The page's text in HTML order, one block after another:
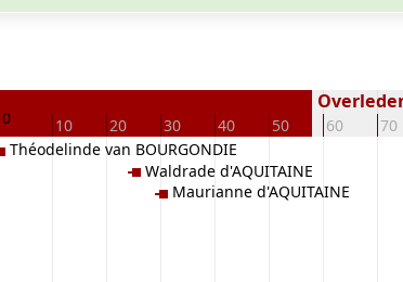
0 10 20 30 40 50 60 70
Théodelinde van BOURGONDIE
Waldrade d'AQUITAINE
Maurianne d'AQUITAINE